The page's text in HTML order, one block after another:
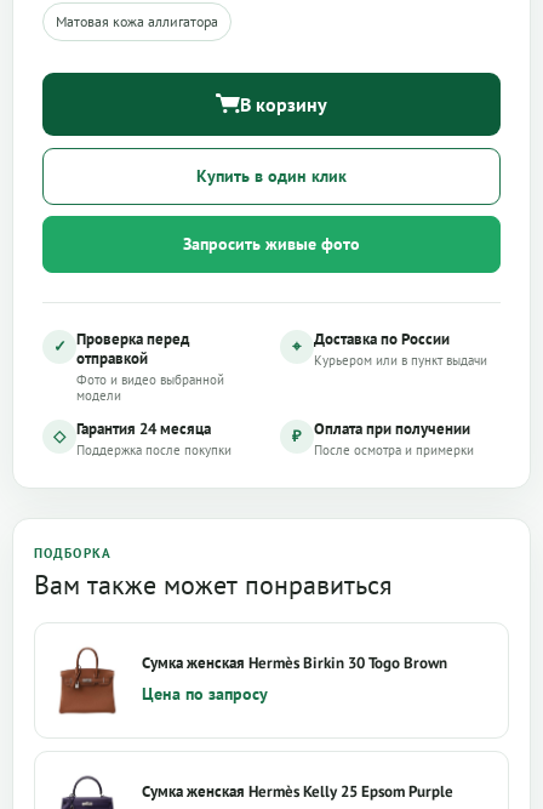
Матовая кожа аллигатора
В корзину
Купить в один клик
Запросить живые фото
✓ Проверка перед
отправкой
Фото и видео выбранной
модели
⌖ Доставка по России
Курьером или в пункт выдачи
◇ Гарантия 24 месяца
Поддержка после покупки
₽ Оплата при получении
После осмотра и примерки
ПОДБОРКА
Вам также может понравиться
Сумка женская Hermès Birkin 30 Togo Brown
Цена по запросу
Сумка женская Hermès Kelly 25 Epsom Purple